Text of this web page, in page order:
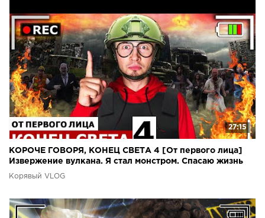
27:15
КОРОЧЕ ГОВОРЯ, КОНЕЦ СВЕТА 4 [От первого лица]
Извержение вулкана. Я стал монстром. Спасаю жизнь
Корявый VLOG